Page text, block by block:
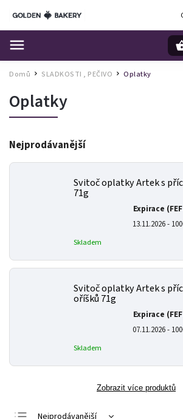
Domů / SLADKOSTI , PEČIVO / Oplatky
Oplatky
Nejprodávanější
Svitoč oplatky Artek s
71g
Expirace
13.11.2026 -
Skladem
Svitoč oplatky Artek s
oříšků 71g
Expirace
07.11.2026 -
Skladem
Zobrazit více produktů
Nejprodávanější